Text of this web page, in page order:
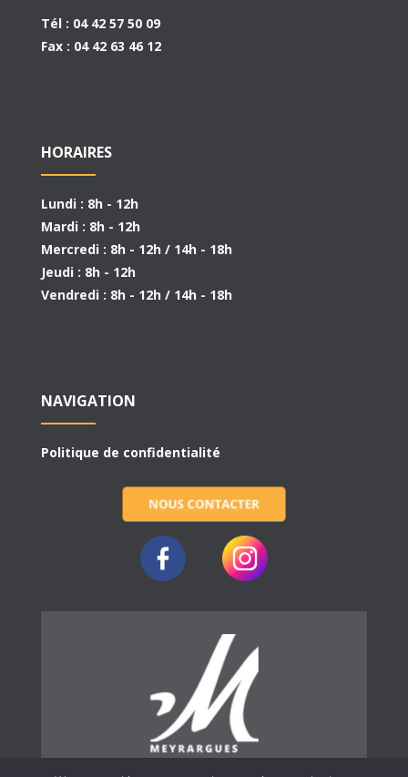
Tél : 04 42 57 50 09
Fax : 04 42 63 46 12
HORAIRES
Lundi : 8h - 12h
Mardi : 8h - 12h
Mercredi : 8h - 12h / 14h - 18h
Jeudi : 8h - 12h
Vendredi : 8h - 12h / 14h - 18h
NAVIGATION
Politique de confidentialité